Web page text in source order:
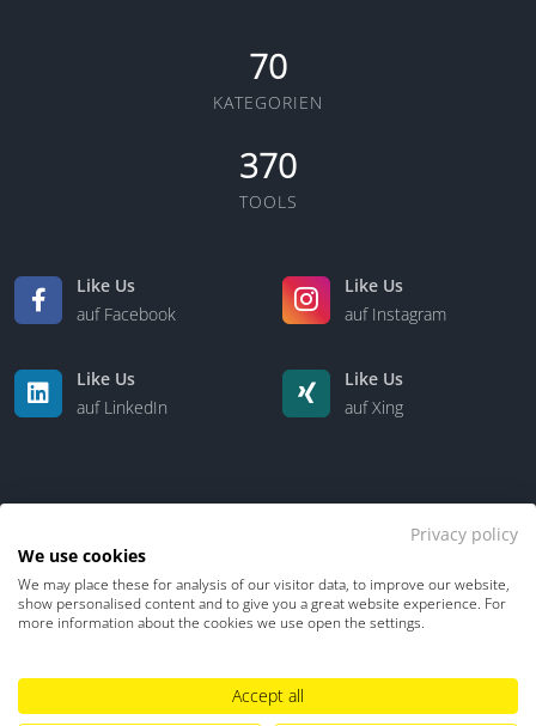
70
KATEGORIEN
370
TOOLS
Like Us
auf Facebook
Like Us
auf Instagram
Like Us
auf LinkedIn
Like Us
auf Xing
Kontakt Über uns
Impressum
Hinweisgebersystem
Umgang mit KI
Privacy policy
We use cookies
We may place these for analysis of our visitor data, to improve our website,
show personalised content and to give you a great website experience. For
more information about the cookies we use open the settings.
Accept all